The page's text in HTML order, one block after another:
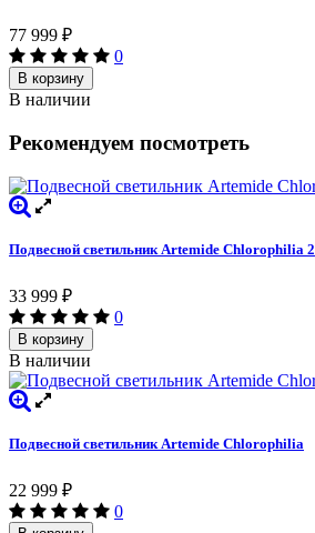
77 999 ₽
0
В корзину
В наличии
Рекомендуем посмотреть
Подвесной светильник Artemide Chlorophilia 2
33 999 ₽
0
В корзину
В наличии
Подвесной светильник Artemide Chlorophilia
22 999 ₽
0